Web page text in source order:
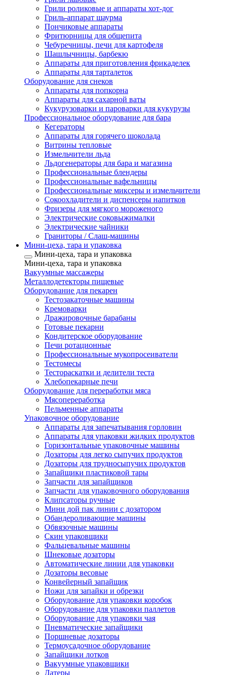
Грили роликовые и аппараты хот-дог
Гриль-аппарат шаурма
Пончиковые аппараты
Фритюрницы для общепита
Чебуречницы, печи для картофеля
Шашлычницы, барбекю
Аппараты для приготовления фрикаделек
Аппараты для тарталеток
Оборудование для снеков
Аппараты для попкорна
Аппараты для сахарной ваты
Кукурузоварки и пароварки для кукурузы
Профессиональное оборудование для бара
Кегераторы
Аппараты для горячего шоколада
Витрины тепловые
Измельчители льда
Льдогенераторы для бара и магазина
Профессиональные блендеры
Профессиональные вафельницы
Профессиональные миксеры и измельчители
Сокоохладители и диспенсеры напитков
Фризеры для мягкого мороженого
Электрические соковыжималки
Электрические чайники
Граниторы / Слаш-машины
Мини-цеха, тара и упаковка
Мини-цеха, тара и упаковка
Мини-цеха, тара и упаковка
Вакуумные массажеры
Металлодетекторы пищевые
Оборудование для пекарен
Тестозакаточные машины
Кремоварки
Дражировочные барабаны
Готовые пекарни
Кондитерское оборудование
Печи ротационные
Профессиональные мукопросеиватели
Тестомесы
Тестораскатки и делители теста
Хлебопекарные печи
Оборудование для переработки мяса
Мясопереработка
Пельменные аппараты
Упаковочное оборудование
Аппараты для запечатывания горловин
Аппараты для упаковки жидких продуктов
Горизонтальные упаковочные машины
Дозаторы для легко сыпучих продуктов
Дозаторы для трудносыпучих продуктов
Запайщики пластиковой тары
Запчасти для запайщиков
Запчасти для упаковочного оборудования
Клипсаторы ручные
Мини дой пак линии с дозатором
Обандероливающие машины
Обвязочные машины
Скин упаковщики
Фальцевальные машины
Шнековые дозаторы
Автоматические линии для упаковки
Дозаторы весовые
Конвейерный запайщик
Ножи для запайки и обрезки
Оборудование для упаковки коробок
Оборудование для упаковки паллетов
Оборудование для упаковки чая
Пневматические запайщики
Поршневые дозаторы
Термоусадочное оборудование
Запайщики лотков
Вакуумные упаковщики
Датеры